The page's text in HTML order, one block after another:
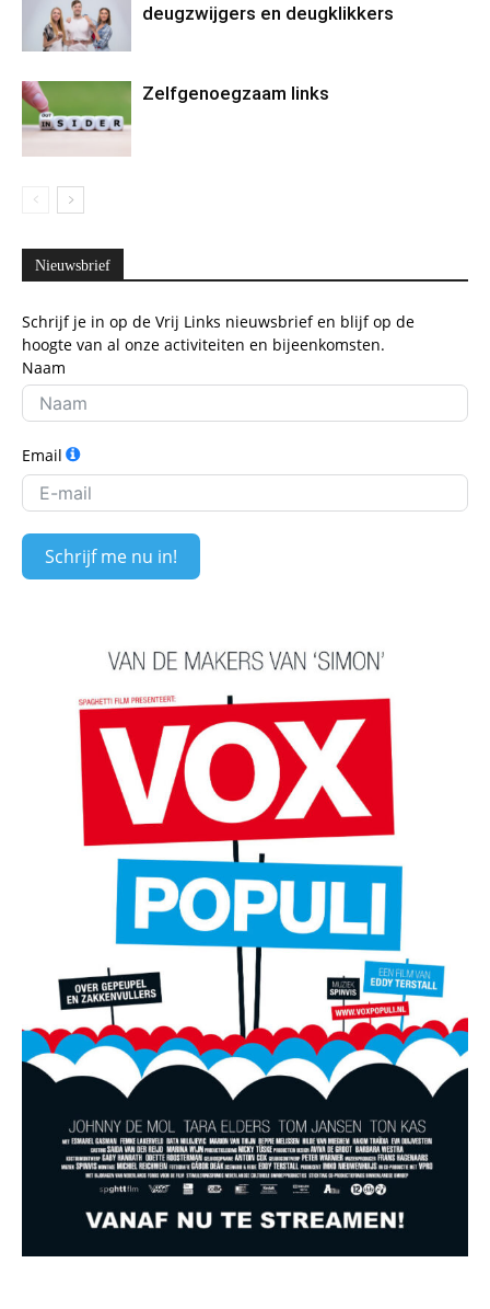
deugzwijgers en deugklikkers
Zelfgenoegzaam links
Nieuwsbrief
Schrijf je in op de Vrij Links nieuwsbrief en blijf op de
hoogte van al onze activiteiten en bijeenkomsten.
Naam
Email
Schrijf me nu in!